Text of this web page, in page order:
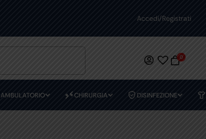
Accedi/Registrati
0
AMBULATORIO CHIRURGIA DISINFEZIONE